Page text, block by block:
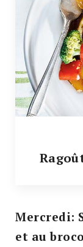
Mercredi:
et au